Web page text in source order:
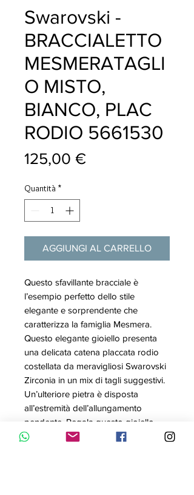
Swarovski -
BRACCIALETTO
MESMERATAGLI
O MISTO,
BIANCO, PLAC
RODIO 5661530
125,00 €Prezzo
Quantità *
AGGIUNGI AL CARRELLO
Questo sfavillante bracciale è
l’esempio perfetto dello stile
elegante e sorprendente che
caratterizza la famiglia Mesmera.
Questo elegante gioiello presenta
una delicata catena placcata rodio
costellata da meravigliosi Swarovski
Zirconia in un mix di tagli suggestivi.
Un’ulteriore pietra è disposta
all’estremità dell’allungamento
pendente. Regala questo gioiello
con una collana assortita per un look